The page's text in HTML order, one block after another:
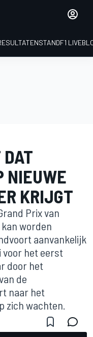
STANDF1
DAT
NIEUWE
KRIJGT
Prix van
worden
aanvankelijk
voor het eerst
door het
de
naar het
zich wachten.